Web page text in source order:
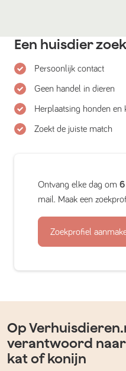
Een huisdier
Persoonlijk contact
Geen handel in dieren
Herplaatsing honden en
Zoekt de juiste match
Ontvang elke dag om 6
mail. Maak een
Zoekprofiel
Op
verantwoord
kat of konijn